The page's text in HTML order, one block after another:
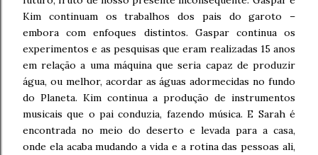
Kim continuam os trabalhos dos pais do garoto –
embora com enfoques distintos. Gaspar continua os
experimentos e as pesquisas que eram realizadas 15 anos
em relação a uma máquina que seria capaz de produzir
água, ou melhor, acordar as águas adormecidas no fundo
do Planeta. Kim continua a produção de instrumentos
musicais que o pai conduzia, fazendo música. E Sarah é
encontrada no meio do deserto e levada para a casa,
onde ela acaba mudando a vida e a rotina das pessoas ali,